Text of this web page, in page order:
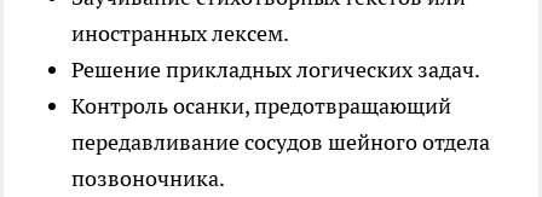
иностранных лексем.
Решение прикладных логических задач.
Контроль осанки, предотвращающий
передавливание сосудов шейного отдела
позвоночника.